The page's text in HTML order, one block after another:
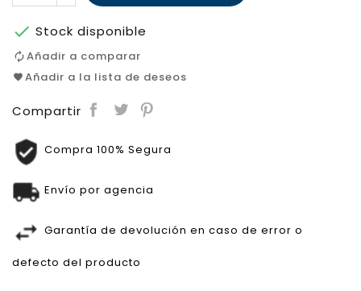
 Stock disponible
Añadir a comparar
Añadir a la lista de deseos
Compartir
Compra 100% Segura
Envío por agencia
Garantía de devolución en caso de error o
defecto del producto